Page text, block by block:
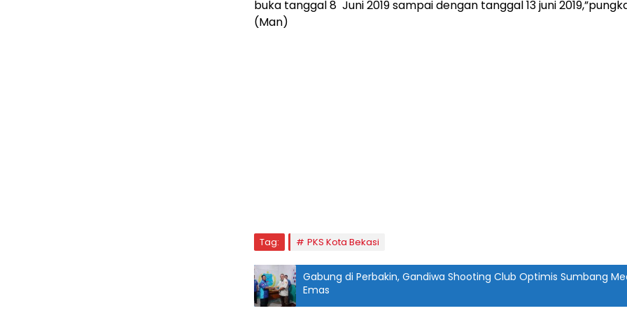
buka tanggal 8 Juni 2019 sampai dengan tanggal 13 juni
(Man)
Tag: PKS Kota Bekasi
Gabung di Perbakin, Gandiwa Shooting Club Optimis Sumbang
Emas